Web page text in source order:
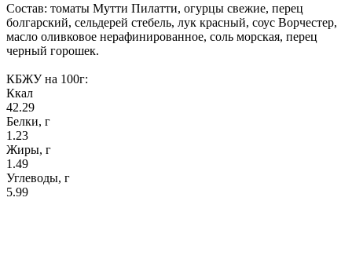
Состав: томаты Мутти Пилатти, огурцы свежие, перец
болгарский, сельдерей стебель, лук красный, соус Ворчестер,
масло оливковое нерафинированное, соль морская, перец
черный горошек.
КБЖУ на 100г:
‍Ккал
42.29
‍Белки, г
1.23
‍Жиры, г
1.49
‍Углеводы, г
5.99